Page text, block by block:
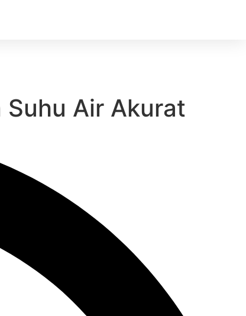
Suhu Air Akurat